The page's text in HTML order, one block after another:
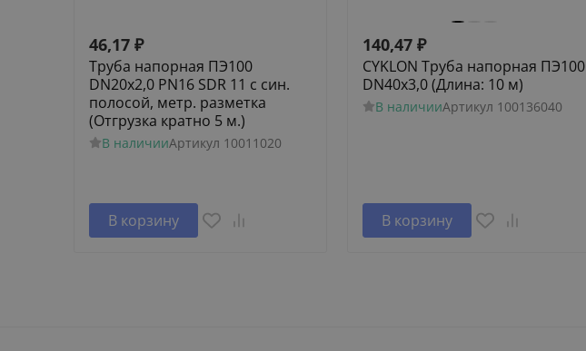
46,17 ₽
Труба напорная ПЭ100
DN20х2,0 PN16 SDR 11 с син.
полосой, метр. разметка
(Отгрузка кратно 5 м.)
В наличииАртикул 10011020
В корзину
140,47 ₽
CYKLON Труба напорная ПЭ100
DN40х3,0 (Длина: 10 м)
В наличииАртикул 100136040
В корзину